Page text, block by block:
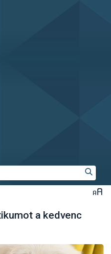
a kedvenc